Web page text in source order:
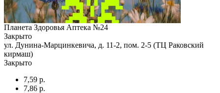
Планета Здоровья Аптека №24
Закрыто
ул. Дунина-Марцинкевича, д. 11-2, пом. 2-5 (ТЦ Раковский
кирмаш)
Закрыто
7,59 р.
7,86 р.